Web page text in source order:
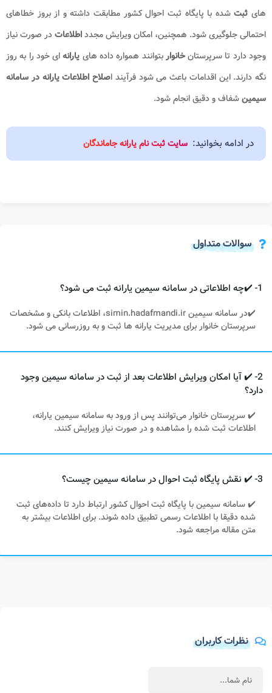
های ثبتشده با پایگاه ثبت احوال کشور مطابقت داشته و از بروز خطاهای
احتمالی جلوگیری شود. همچنین، امکان ویرایش مجدداطلاعاتدر صورت نیاز
وجود دارد تا سرپرستانخانواربتوانند همواره داده های یارانهای خود را به روز
نگه دارند. این اقدامات باعث می شود فرآیند اصلاح اطلاعات یارانه در سامانه
سیمینشفاف و دقیق انجام شود.
در ادامه بخوانید: سایت ثبت نام یارانه جاماندگان
سوالات متداول
1- ✔️چه اطلاعاتی در سامانه سیمین یارانه ثبت می‌ شود؟
✔️در سامانه سیمین simin.hadafmandi.ir، اطلاعات بانکی و مشخصات
سرپرستان خانوار برای مدیریت یارانه‌ ها ثبت و به‌ روزرسانی می‌ شود.
2- ✔️ آیا امکان ویرایش اطلاعات بعد از ثبت در سامانه سیمین وجود
دارد؟
✔️ سرپرستان خانوار می‌توانند پس از ورود به سامانه سیمین یارانه،
اطلاعات ثبت شده را مشاهده و در صورت نیاز ویرایش کنند.
3- ✔️ نقش پایگاه ثبت احوال در سامانه سیمین چیست؟
✔️ سامانه سیمین با پایگاه ثبت احوال کشور ارتباط دارد تا داده‌های ثبت
شده دقیقا با اطلاعات رسمی تطبیق داده شوند. برای اطلاعات بیشتر به
متن مقاله مراجعه شود.
نظرات کاربران